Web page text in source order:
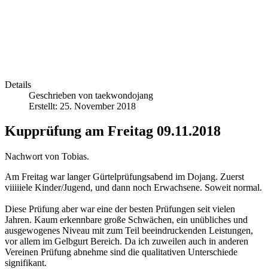
Details
Geschrieben von taekwondojang
Erstellt: 25. November 2018
Kupprüfung am Freitag 09.11.2018
Nachwort von Tobias.
Am Freitag war langer Gürtelprüfungsabend im Dojang. Zuerst
viiiiiele Kinder/Jugend, und dann noch Erwachsene. Soweit normal.
Diese Prüfung aber war eine der besten Prüfungen seit vielen
Jahren. Kaum erkennbare große Schwächen, ein unübliches und
ausgewogenes Niveau mit zum Teil beeindruckenden Leistungen,
vor allem im Gelbgurt Bereich. Da ich zuweilen auch in anderen
Vereinen Prüfung abnehme sind die qualitativen Unterschiede
signifikant.